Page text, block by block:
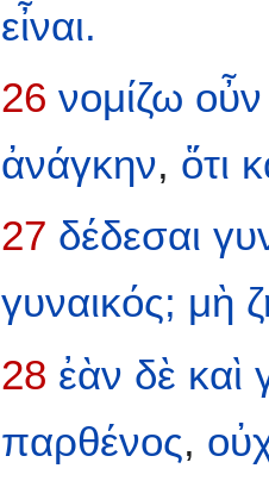
εἶναι.
26 νομίζω οὖν
ἀνάγκην, ὅτι
27 δέδεσαι
γυναικός; μὴ
28 ἐὰν δὲ καὶ
παρθένος,